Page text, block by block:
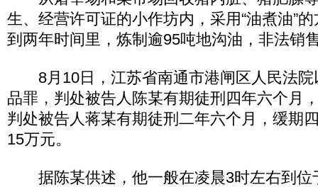
生、经营许可证的小作坊内，采用“油煮油”
到两年时间里，炼制逾95吨地沟油，非法销
8月10日，江苏省南通市港闸区人民法院
品罪，判处被告人陈某有期徒刑四年六个月
判处被告人蒋某有期徒刑二年六个月，缓期
15万元。
据陈某供述，他一般在凌晨3时左右到位